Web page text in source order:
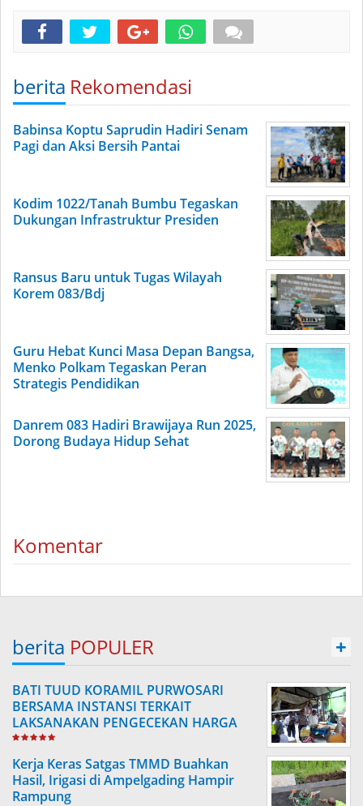
berita Rekomendasi
Babinsa Koptu Saprudin Hadiri Senam
Pagi dan Aksi Bersih Pantai
Kodim 1022/Tanah Bumbu Tegaskan
Dukungan Infrastruktur Presiden
Ransus Baru untuk Tugas Wilayah
Korem 083/Bdj
Guru Hebat Kunci Masa Depan Bangsa,
Menko Polkam Tegaskan Peran
Strategis Pendidikan
Danrem 083 Hadiri Brawijaya Run 2025,
Dorong Budaya Hidup Sehat
Komentar
berita POPULER +
BATI TUUD KORAMIL PURWOSARI
BERSAMA INSTANSI TERKAIT
LAKSANAKAN PENGECEKAN HARGA
SEMBAKO
Kerja Keras Satgas TMMD Buahkan
Hasil, Irigasi di Ampelgading Hampir
Rampung